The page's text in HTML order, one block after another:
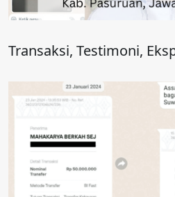
Transaksi, Testimoni,